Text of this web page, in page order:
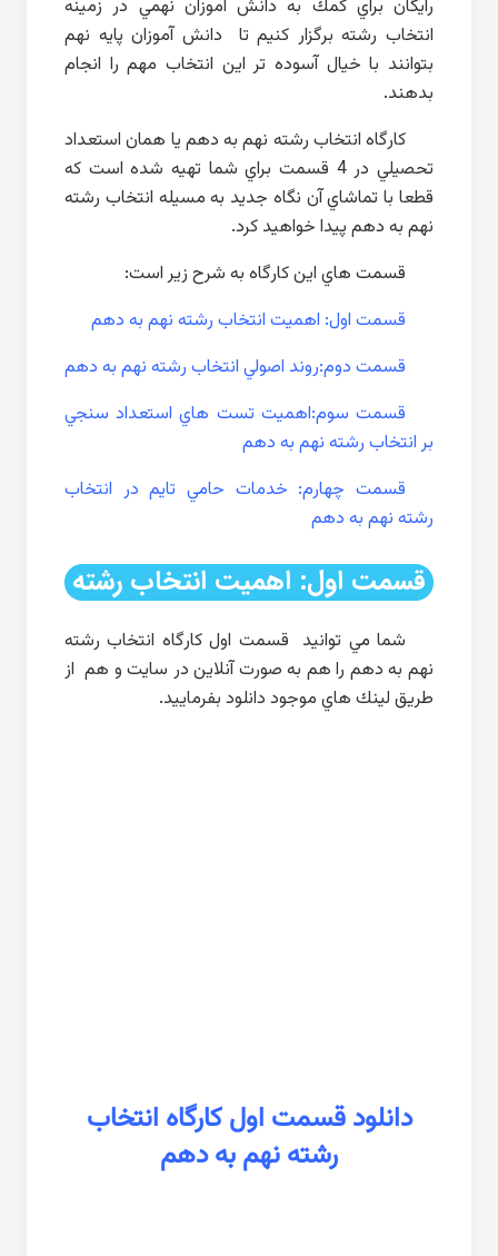
رايگان براي كمك به دانش آموزان نهمي در زمينه
انتخاب رشته برگزار كنيم تا دانش آموزان پايه نهم
بتوانند با خيال آسوده تر اين انتخاب مهم را انجام
بدهند.
كارگاه انتخاب رشته نهم به دهم يا همان استعداد
تحصيلي در 4 قسمت براي شما تهيه شده است كه
قطعا با تماشاي آن نگاه جديد به مسيله انتخاب رشته
نهم به دهم پيدا خواهيد كرد.
قسمت هاي اين كارگاه به شرح زير است:
قسمت اول: اهميت انتخاب رشته نهم به دهم
قسمت دوم:روند اصولي انتخاب رشته نهم به دهم
قسمت سوم:اهميت تست هاي استعداد سنجي
بر انتخاب رشته نهم به دهم
قسمت چهارم: خدمات حامي تايم در انتخاب
رشته نهم به دهم
قسمت اول: اهميت انتخاب رشته
شما مي توانيد قسمت اول كارگاه انتخاب رشته
نهم به دهم را هم به صورت آنلاين در سايت و هم از
طريق لينك هاي موجود دانلود بفرماييد.
دانلود قسمت اول كارگاه انتخاب
رشته نهم به دهم